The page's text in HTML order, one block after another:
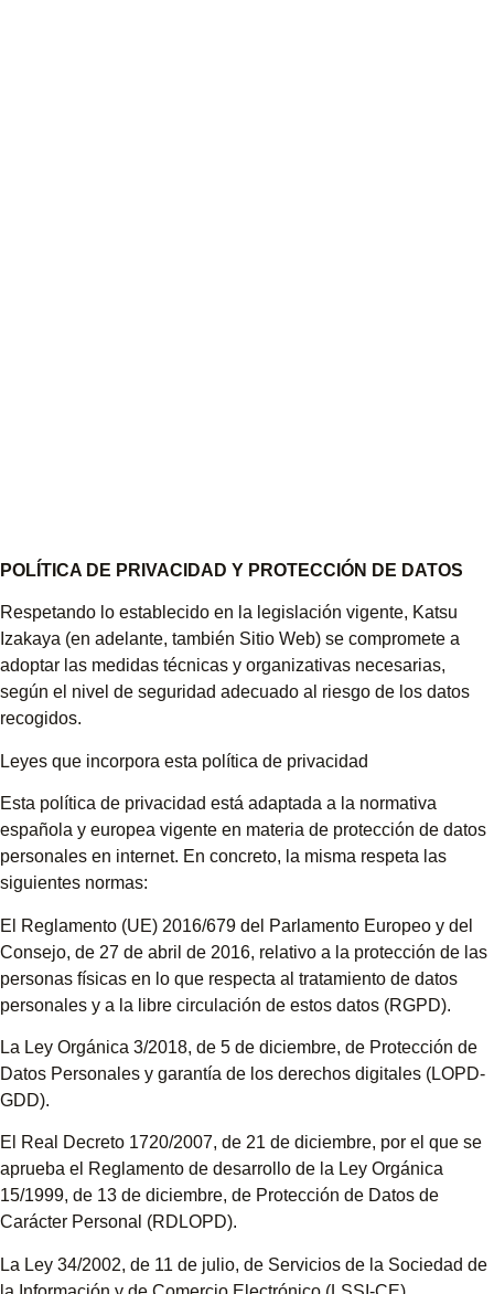
POLÍTICA DE PRIVACIDAD Y PROTECCIÓN DE DATOS
Respetando lo establecido en la legislación vigente, Katsu
Izakaya (en adelante, también Sitio Web) se compromete a
adoptar las medidas técnicas y organizativas necesarias,
según el nivel de seguridad adecuado al riesgo de los datos
recogidos.
Leyes que incorpora esta política de privacidad
Esta política de privacidad está adaptada a la normativa
española y europea vigente en materia de protección de datos
personales en internet. En concreto, la misma respeta las
siguientes normas:
El Reglamento (UE) 2016/679 del Parlamento Europeo y del
Consejo, de 27 de abril de 2016, relativo a la protección de las
personas físicas en lo que respecta al tratamiento de datos
personales y a la libre circulación de estos datos (RGPD).
La Ley Orgánica 3/2018, de 5 de diciembre, de Protección de
Datos Personales y garantía de los derechos digitales (LOPD-
GDD).
El Real Decreto 1720/2007, de 21 de diciembre, por el que se
aprueba el Reglamento de desarrollo de la Ley Orgánica
15/1999, de 13 de diciembre, de Protección de Datos de
Carácter Personal (RDLOPD).
La Ley 34/2002, de 11 de julio, de Servicios de la Sociedad de